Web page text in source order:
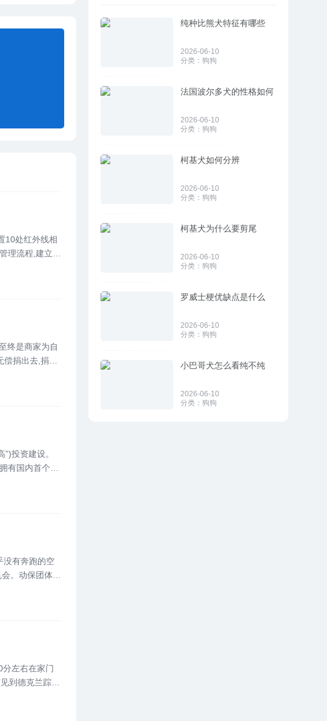
10处红外线相
理流程,建立长
终是商家为自
捐出去,捐给
投资建设。
有国内首个
没有奔跑的空
。动保团体
左右在家门
到德克兰踪
纯种比熊犬特征有哪些
2026-06-10
分类： 狗狗
法国波尔多犬的性格如何
2026-06-10
分类： 狗狗
柯基犬如何分辨
2026-06-10
分类： 狗狗
柯基犬为什么要剪尾
2026-06-10
分类： 狗狗
罗威士梗优缺点是什么
2026-06-10
分类： 狗狗
小巴哥犬怎么看纯不纯
2026-06-10
分类： 狗狗